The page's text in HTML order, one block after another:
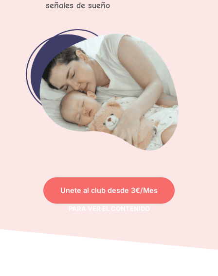
señales de sueño
Unete al club desde 3€/Mes
PARA VER EL CONTENIDO